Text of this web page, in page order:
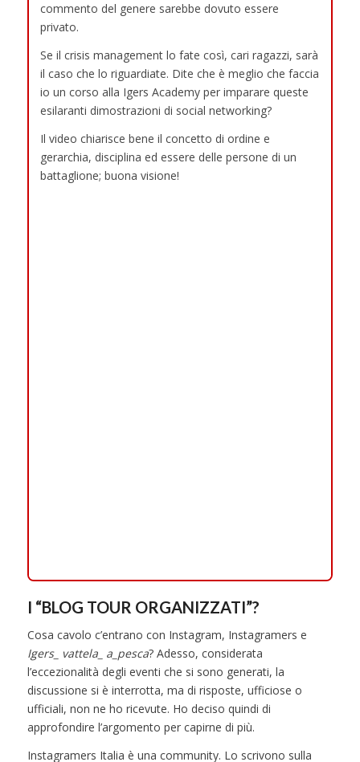
commento del genere sarebbe dovuto essere
privato.
Se il crisis management lo fate così, cari ragazzi, sarà
il caso che lo riguardiate. Dite che è meglio che faccia
io un corso alla Igers Academy per imparare queste
esilaranti dimostrazioni di social networking?
Il video chiarisce bene il concetto di ordine e
gerarchia, disciplina ed essere delle persone di un
battaglione; buona visione!
I “BLOG TOUR ORGANIZZATI”?
Cosa cavolo c’entrano con Instagram, Instagramers e
Igers_ vattela_ a_pesca? Adesso, considerata
l’eccezionalità degli eventi che si sono generati, la
discussione si è interrotta, ma di risposte, ufficiose o
ufficiali, non ne ho ricevute. Ho deciso quindi di
approfondire l’argomento per capirne di più.
Instagramers Italia è una community. Lo scrivono sulla